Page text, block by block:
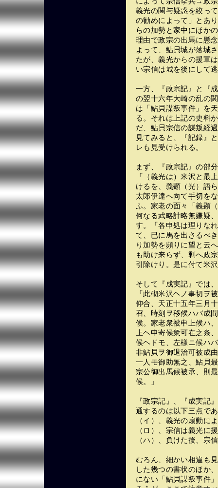
義光の関与疑惑を絞っ
の勧めによって」とあ
らの加勢と家中にほか
理由で政宗の出馬に懸
よって、鮎貝城が落城
たが、義光からの援軍
い宗信は城を後にして
一方、『政宗記』と『
の翌十六年大崎の乱の
は「鮎貝謀叛事件」を
る。それは上記の史料
だ、鮎貝宗信の謀叛経
見てみると、『記録』
レも見受けられる。
まず、『政宗記』の部
「（義光は）米沢と最
けるを、義顕（光）語
太郎伊達へ向て手切を
ふ。家老の面々「義顕
何なる武略計略無嫌疑
す。「各申処は理りな
て、已に馬を出さるべ
り加勢を頻りに望と云
も助け来らず、剰へ政
引除けり。是に付て米
そして『成実記』では、
「此砌米沢ヘノ事切ヲ
仰合、天正十五年三月
召、時刻ヲ移候ハバ成
候。家老衆被申上候ハ
上ヘ申寄候衆可在之条
候ヘドモ、左様ニ候ハ
非鮎貝ヲ御退治可被成
一人モ御助無之、鮎貝
宗公御出馬候被承、則
候。」
『政宗記』、『成実記
通するのは以下三点で
（イ）、義光の扇動に
（ロ）、宗信は義光に
（ハ）、負けた後、宗
むろん、細かい相違も
した幾つの書状のほか
にない「鮎貝謀叛事件